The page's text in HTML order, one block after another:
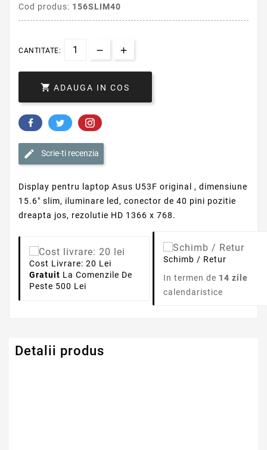
Cod produs: 156SLIM40
CANTITATE:
 ADAUGA IN COS
Scrie-ti recenzia
Display pentru laptop Asus U53F original , dimensiune
15.6" slim, iluminare led, conector de 40 pini pozitie
dreapta jos, rezolutie HD 1366 x 768.
Cost Livrare: 20 Lei
Gratuit La Comenzile De
Peste 500 Lei
Schimb / Retur
In termen de 14 zile
calendaristice
Detalii produs